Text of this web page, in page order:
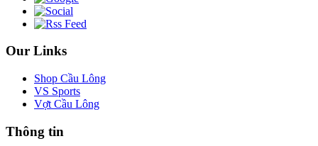
Our Links
Shop Cầu Lông
VS Sports
Vợt Cầu Lông
Thông tin